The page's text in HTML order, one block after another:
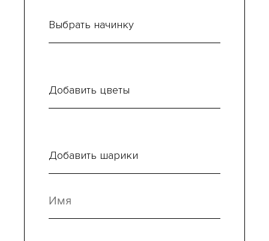
Выбрать начинку
Добавить цветы
Добавить шарики